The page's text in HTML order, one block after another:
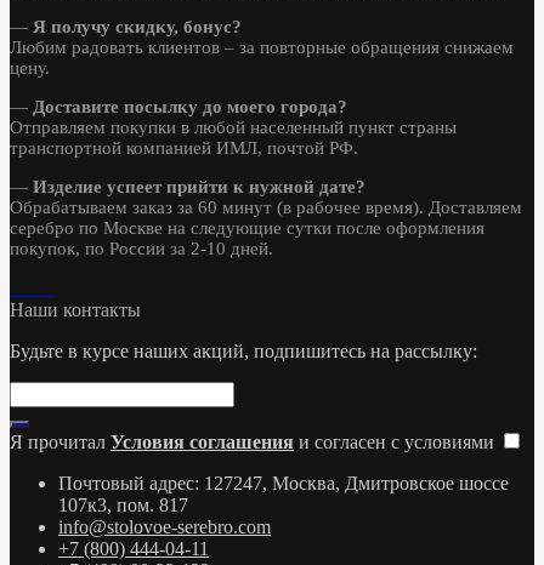
— Я получу скидку, бонус?
Любим радовать клиентов – за повторные обращения снижаем
цену.
— Доставите посылку до моего города?
Отправляем покупки в любой населенный пункт страны
транспортной компанией ИМЛ, почтой РФ.
— Изделие успеет прийти к нужной дате?
Обрабатываем заказ за 60 минут (в рабочее время). Доставляем
серебро по Москве на следующие сутки после оформления
покупок, по России за 2-10 дней.
Наши контакты
Будьте в курсе наших акций, подпишитесь на рассылку:
Я прочитал Условия соглашения и согласен с условиями
Почтовый адрес: 127247, Москва, Дмитровское шоссе
107к3, пом. 817
info@stolovoe-serebro.com
+7 (800) 444-04-11